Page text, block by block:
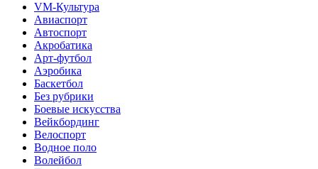
VM-Культура
Авиаспорт
Автоспорт
Акробатика
Арт-футбол
Аэробика
Баскетбол
Без рубрики
Боевые искусства
Вейкбординг
Велоспорт
Водное поло
Волейбол